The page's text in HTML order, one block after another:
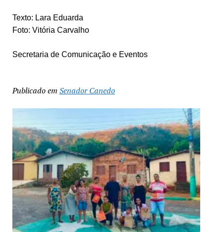
Texto: Lara Eduarda
Foto: Vitória Carvalho
Secretaria de Comunicação e Eventos
Publicado em Senador Canedo